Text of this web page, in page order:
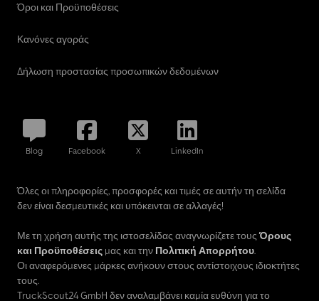
Όροι και Προϋποθέσεις
Κανόνες αγοράς
Δήλωση προστασίας προσωπικών δεδομένων
Blog Facebook X LinkedIn
Όλες οι πληροφορίες, προσφορές και τιμές σε αυτήν τη σελίδα
δεν είναι δεσμευτικές και υπόκεινται σε αλλαγές!
Με τη χρήση αυτής της ιστοσελίδας αναγνωρίζετε τουςΌρους
και Προϋποθέσεις μας και την Πολιτική Απορρήτου.
Οι αναφερόμενες μάρκες ανήκουν στους αντίστοιχους ιδιοκτήτες
τους.
TruckScout24 GmbH δεν αναλαμβάνει καμία ευθύνη για το